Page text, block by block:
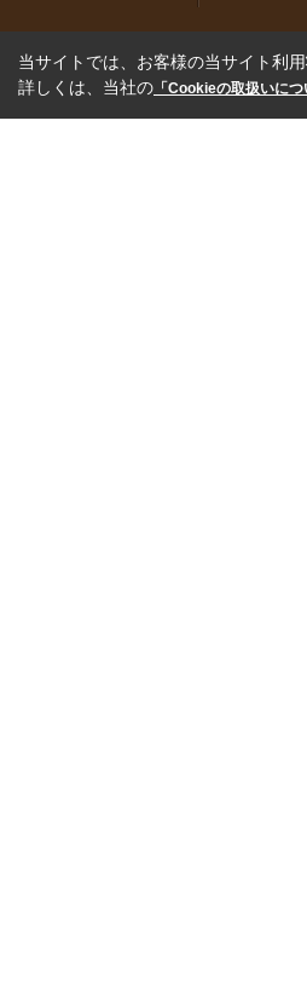
当サイトでは、お客様の当サイト利
詳しくは、当社の 「Cookieの取扱いにつ